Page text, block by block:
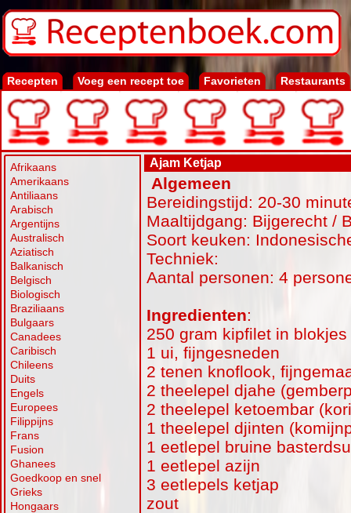
Recepten Voeg een recept toe Favorieten Restaurants
Afrikaans
Amerikaans
Antiliaans
Arabisch
Argentijns
Australisch
Aziatisch
Balkanisch
Belgisch
Biologisch
Braziliaans
Bulgaars
Canadees
Caribisch
Chileens
Duits
Engels
Europees
Filippijns
Frans
Fusion
Ghanees
Goedkoop en snel
Grieks
Hongaars
Ajam Ketjap
Algemeen
Bereidingstijd: 20-30
Maaltijdgang: Bijgerecht /
Soort keuken:
Techniek:
Aantal personen: 4
Ingredienten:
250 gram kipfilet in blokjes
1 ui, fijngesneden
2 tenen knoflook,
2 theelepel djahe
2 theelepel ketoembar
1 theelepel djinten
1 eetlepel bruine
1 eetlepel azijn
3 eetlepels ketjap
zout